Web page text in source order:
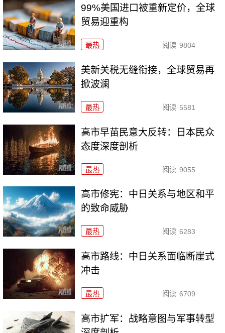
99%美国进口被重新定价，全球
贸易迎重构
最热 阅读 9804
美新关税无缝衔接，全球贸易再
掀波澜
最热 阅读 5581
高市早苗民意大反转：日本民众
态度深度剖析
最热 阅读 9055
高市修宪：中日关系与地区和平
的致命威胁
最热 阅读 6283
高市路线：中日关系面临断崖式
冲击
最热 阅读 6709
高市扩军：战略意图与军事转型